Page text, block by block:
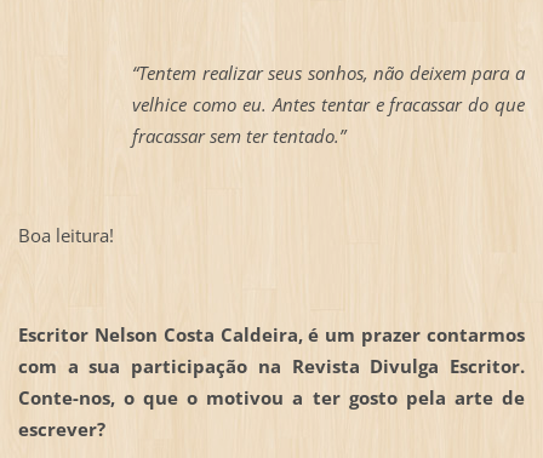
“Tentem realizar seus sonhos, não deixem para a
velhice como eu. Antes tentar e fracassar do que
fracassar sem ter tentado.”
Boa leitura!
Escritor Nelson Costa Caldeira, é um prazer contarmos
com a sua participação na Revista Divulga Escritor.
Conte-nos, o que o motivou a ter gosto pela arte de
escrever?